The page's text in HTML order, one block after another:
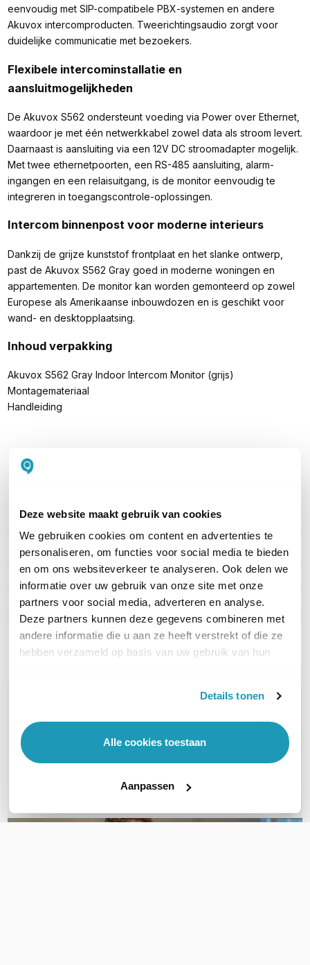
Deze website maakt gebruik van cookies
We gebruiken cookies om content en advertenties te
personaliseren, om functies voor social media te bieden
en om ons websiteverkeer te analyseren. Ook delen we
informatie over uw gebruik van onze site met onze
partners voor social media, adverteren en analyse.
Deze partners kunnen deze gegevens combineren met
andere informatie die u aan ze heeft verstrekt of die ze
hebben verzameld op basis van uw gebruik van hun
Details tonen
Alle cookies toestaan
Aanpassen
eenvoudig met SIP-compatibele PBX-systemen en andere
Akuvox intercomproducten. Tweerichtingsaudio zorgt voor
duidelijke communicatie met bezoekers.
Flexibele intercominstallatie en
aansluitmogelijkheden
De Akuvox S562 ondersteunt voeding via Power over Ethernet,
waardoor je met één netwerkkabel zowel data als stroom levert.
Daarnaast is aansluiting via een 12V DC stroomadapter mogelijk.
Met twee ethernetpoorten, een RS-485 aansluiting, alarm-
ingangen en een relaisuitgang, is de monitor eenvoudig te
integreren in toegangscontrole-oplossingen.
Intercom binnenpost voor moderne interieurs
Dankzij de grijze kunststof frontplaat en het slanke ontwerp,
past de Akuvox S562 Gray goed in moderne woningen en
appartementen. De monitor kan worden gemonteerd op zowel
Europese als Amerikaanse inbouwdozen en is geschikt voor
wand- en desktopplaatsing.
Inhoud verpakking
Akuvox S562 Gray Indoor Intercom Monitor (grijs)
Montagemateriaal
Handleiding
PRODUCT DETAILS
Artikelnummer S562-GRAY
Schermgrootte
Camera Nee
Stroomvoorziening 12V of PoE
Toon meer
Vraag het onze experts!